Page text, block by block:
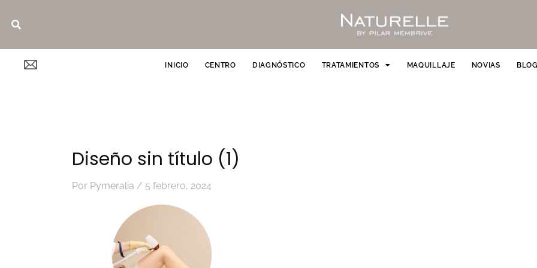
Buscar
INICIO CENTRO DIAGNÓSTICO TRATAMIENTOS MAQUILLAJE NOVIAS BLOG
Diseño sin título (1)
Por Pymeralia / 5 febrero, 2024